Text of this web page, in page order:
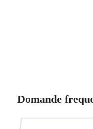
Domande